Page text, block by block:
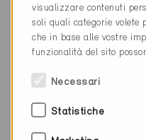
Luogo
visualizzare contenuti
soli quali categorie volete
che in base alle vostre
funzionalità del sito
Necessari
Statistiche